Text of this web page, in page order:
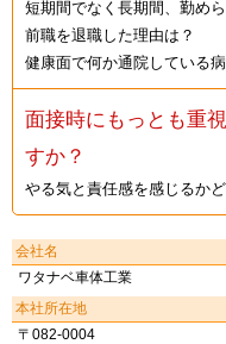
短期間でなく長期間、勤め
前職を退職した理由は？
健康面で何か通院している
面接時にもっとも重
すか？
やる気と責任感を感じるか
会社名
ワタナベ車体工業
本社所在地
〒082-0004